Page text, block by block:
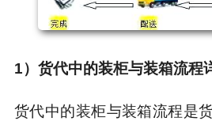
1）货代中的装柜与装箱流程
货代中的装柜与装箱流程是